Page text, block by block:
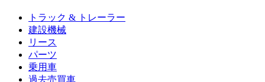
トラック & トレーラー
建設機械
リース
パーツ
乗用車
過去売買車